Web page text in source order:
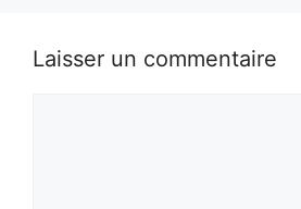
Laisser un commentaire